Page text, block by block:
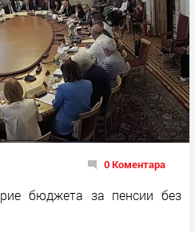
0 Коментара
бюджета за пенсии без